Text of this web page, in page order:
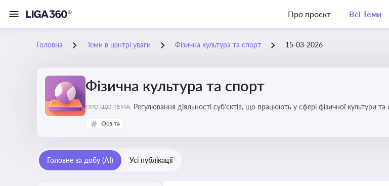
Про проєкт Всі Теми
Головна Теми в центрі уваги Фізична культура та спорт 15-03-2026
Фізична культура та спорт
ПРО ЩО ТЕМА: Регулювання діяльності суб’єктів, що працюють у сфері фізичної культури
Освіта
Головне за добу (AI) Усі публікації